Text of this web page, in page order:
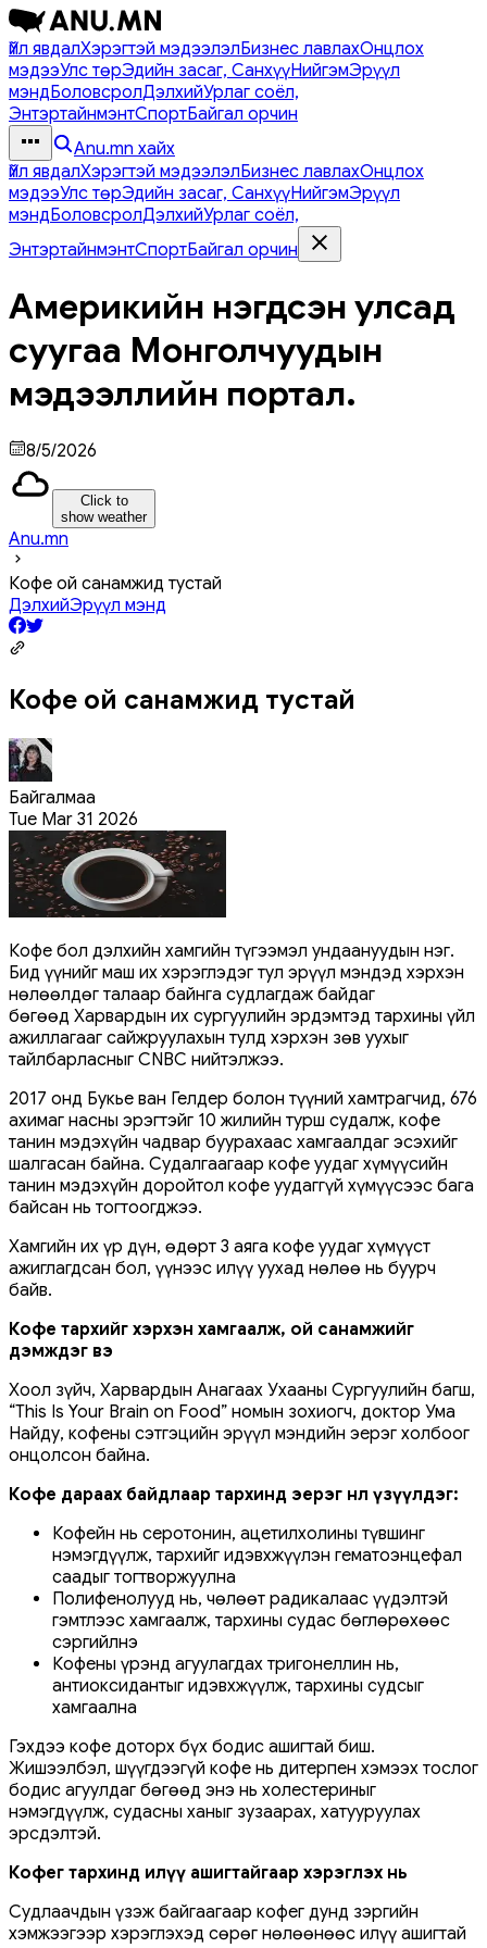
Үйл явдалХэрэгтэй мэдээлэлБизнес лавлахОнцлох
мэдээУлс төрЭдийн засаг, СанхүүНийгэмЭрүүл
мэндБоловсролДэлхийУрлаг соёл,
ЭнтэртайнмэнтСпортБайгал орчин
Anu.mn хайх
Үйл явдалХэрэгтэй мэдээлэлБизнес лавлахОнцлох
мэдээУлс төрЭдийн засаг, СанхүүНийгэмЭрүүл
мэндБоловсролДэлхийУрлаг соёл,
ЭнтэртайнмэнтСпортБайгал орчин
Америкийн нэгдсэн улсад
суугаа Монголчуудын
мэдээллийн портал.
8/5/2026
Click to
show weather
Anu.mn
Кофе ой санамжид тустай
ДэлхийЭрүүл мэнд
Кофе ой санамжид тустай
Байгалмаа
Tue Mar 31 2026
Кофе бол дэлхийн хамгийн түгээмэл ундаануудын нэг.
Бид үүнийг маш их хэрэглэдэг тул эрүүл мэндэд хэрхэн
нөлөөлдөг талаар байнга судлагдаж байдаг
бөгөөд Харвардын их сургуулийн эрдэмтэд тархины үйл
ажиллагааг сайжруулахын тулд хэрхэн зөв уухыг
тайлбарласныг CNBC нийтэлжээ.
2017 онд Букье ван Гелдер болон түүний хамтрагчид, 676
ахимаг насны эрэгтэйг 10 жилийн турш судалж, кофе
танин мэдэхүйн чадвар буурахаас хамгаалдаг эсэхийг
шалгасан байна. Судалгаагаар кофе уудаг хүмүүсийн
танин мэдэхүйн доройтол кофе уудаггүй хүмүүсээс бага
байсан нь тогтоогджээ.
Хамгийн их үр дүн, өдөрт 3 аяга кофе уудаг хүмүүст
ажиглагдсан бол, үүнээс илүү уухад нөлөө нь буурч
байв.
Кофе тархийг хэрхэн хамгаалж, ой санамжийг
дэмждэг вэ
Хоол зүйч, Харвардын Анагаах Ухааны Сургуулийн багш,
“This Is Your Brain on Food” номын зохиогч, доктор Ума
Найду, кофены сэтгэцийн эрүүл мэндийн эерэг холбоог
онцолсон байна.
Кофе дараах байдлаар тархинд эерэг нөлөө үзүүлдэг:
Кофейн нь серотонин, ацетилхолины түвшинг
нэмэгдүүлж, тархийг идэвхжүүлэн гематоэнцефал
саадыг тогтворжуулна
Полифенолууд нь, чөлөөт радикалаас үүдэлтэй
гэмтлээс хамгаалж, тархины судас бөглөрөхөөс
сэргийлнэ
Кофены үрэнд агуулагдах тригонеллин нь,
антиоксидантыг идэвхжүүлж, тархины судсыг
хамгаална
Гэхдээ кофе доторх бүх бодис ашигтай биш.
Жишээлбэл, шүүгдээгүй кофе нь дитерпен хэмээх тослог
бодис агуулдаг бөгөөд энэ нь холестериныг
нэмэгдүүлж, судасны ханыг зузаарах, хатууруулах
эрсдэлтэй.
Кофег тархинд илүү ашигтайгаар хэрэглэх нь
Судлаачдын үзэж байгаагаар кофег дунд зэргийн
хэмжээгээр хэрэглэхэд сөрөг нөлөөнөөс илүү ашигтай